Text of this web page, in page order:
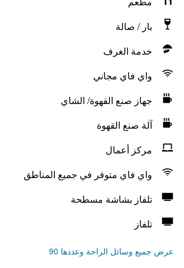
بار / صالة
خدمة الغرف
واي فاي مجاني
جهاز صنع القهوة/ الشاي
آلة صنع القهوة
مركز أعمال
واي فاي متوفر في جميع المناطق
تلفاز بشاشة مسطحة
تلفاز
عرض جميع وسائل الراحة وعددها 90